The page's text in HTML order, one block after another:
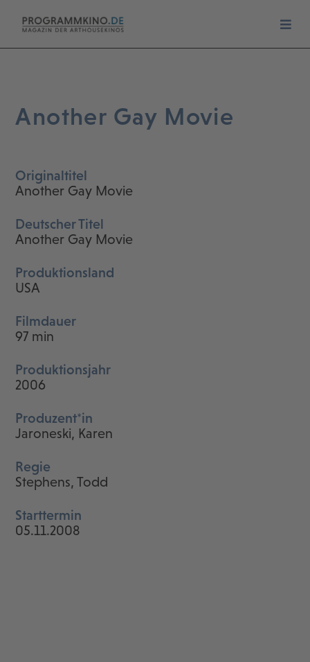
Another Gay Movie
Originaltitel
Another Gay Movie
Deutscher Titel
Another Gay Movie
Produktionsland
USA
Filmdauer
97 min
Produktionsjahr
2006
Produzent*in
Jaroneski, Karen
Regie
Stephens, Todd
Starttermin
05.11.2008